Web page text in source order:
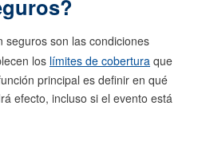
seguros son las condiciones
los límites de cobertura que
principal es definir en qué
efecto, incluso si el evento está